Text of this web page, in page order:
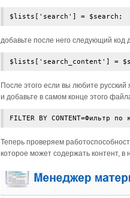
$lists['search'] = $search;
добавьте после него следующий код
$lists['search_content'] =
После этого если вы любите
и добавьте в самом конце этого
FILTER BY CONTENT=Фильтр по
Теперь проверяем
которое может содержать контент,